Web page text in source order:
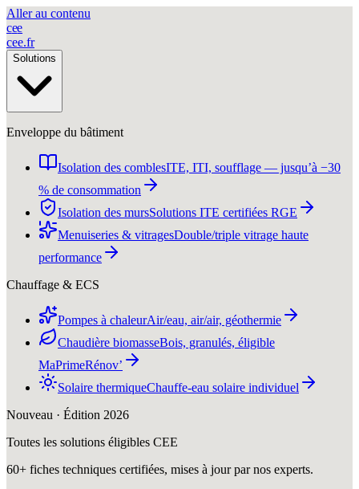
Aller au contenu
cee
cee.fr
Solutions
Enveloppe du bâtiment
Isolation des comblesITE, ITI, soufflage — jusqu’à −30
% de consommation
Isolation des mursSolutions ITE certifiées RGE
Menuiseries & vitragesDouble/triple vitrage haute
performance
Chauffage & ECS
Pompes à chaleurAir/eau, air/air, géothermie
Chaudière biomasseBois, granulés, éligible
MaPrimeRénov’
Solaire thermiqueChauffe-eau solaire individuel
Nouveau · Édition 2026
Toutes les solutions éligibles CEE
60+ fiches techniques certifiées, mises à jour par nos experts.